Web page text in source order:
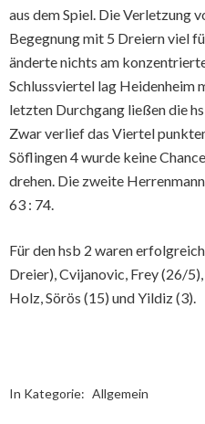
aus dem Spiel. Die Verletzung
Begegnung mit 5 Dreiern viel
änderte nichts am
Schlussviertel lag Heidenheim
letzten Durchgang ließen die
Zwar verlief das Viertel
Söflingen 4 wurde keine
drehen. Die zweite
63 : 74.
Für den hsb 2 waren
Dreier), Cvijanovic, Frey (26/5),
Holz, Sörös (15) und Yildiz (3).
In Kategorie: Allgemein